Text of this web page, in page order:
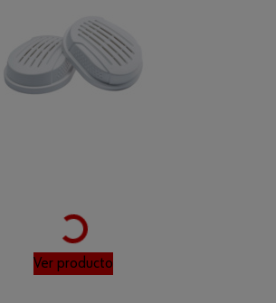
Ver producto